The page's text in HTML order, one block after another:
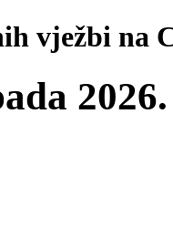
vježbi na
2026.